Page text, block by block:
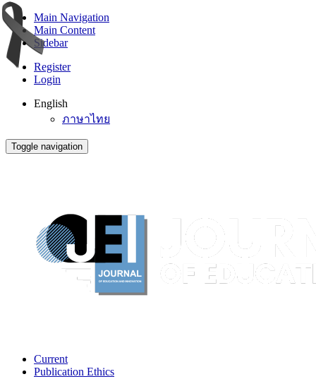
Main Navigation
Main Content
Sidebar
Register
Login
English
ภาษาไทย
Toggle navigation
Current
Publication Ethics